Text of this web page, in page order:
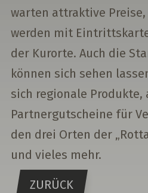
warten attraktive
werden mit
der Kurorte. Auch die
können sich sehen
sich regionale Produkte,
Partnergutscheine für
den drei Orten der
und vieles mehr.
ZURÜCK